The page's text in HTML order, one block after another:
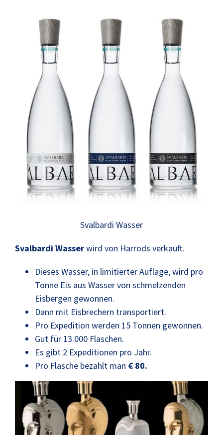
Svalbardi Wasser
Svalbardi Wasserwird von Harrods verkauft.
Dieses Wasser, in limitierter Auflage, wird pro
Tonne Eis aus Wasser von schmelzenden
Eisbergen gewonnen.
Dann mit Eisbrechern transportiert.
Pro Expedition werden 15 Tonnen gewonnen.
Gut für 13.000 Flaschen.
Es gibt 2 Expeditionen pro Jahr.
Pro Flasche bezahlt man € 80.